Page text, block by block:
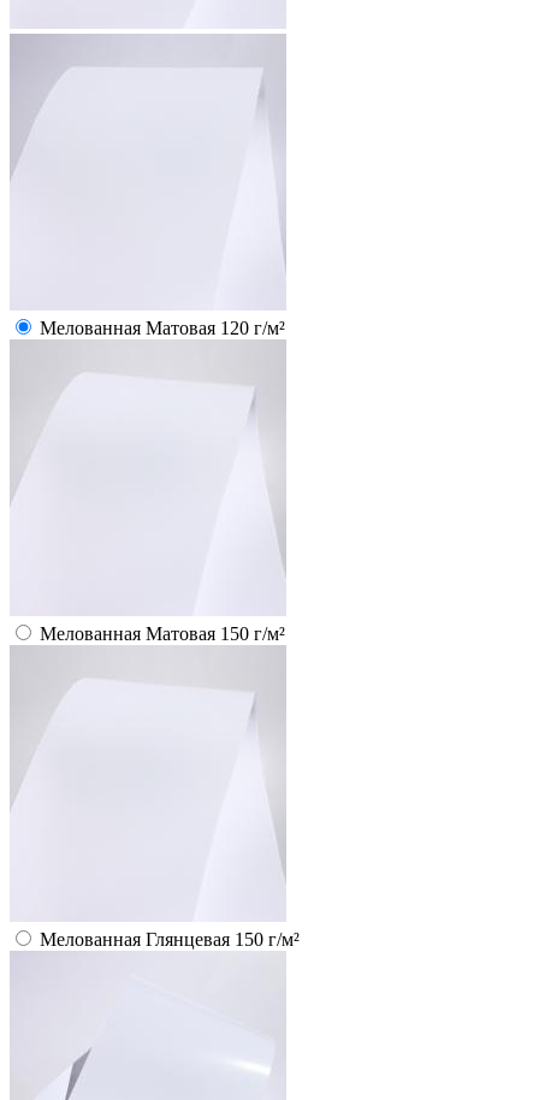
Мелованная Матовая 120 г/м²
Мелованная Матовая 150 г/м²
Мелованная Глянцевая 150 г/м²